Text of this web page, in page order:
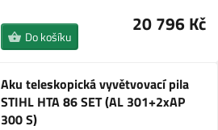
20 796 Kč
Do košíku
Aku teleskopická vyvětvovací pila
STIHL HTA 86 SET (AL 301+2xAP
300 S)